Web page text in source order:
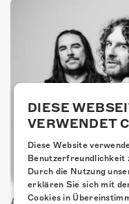
DIESE
VERWENDET
Diese Website
Benutzerfreundlichkeit
Durch die Nutzung
erklären Sie sich mit
Cookies in